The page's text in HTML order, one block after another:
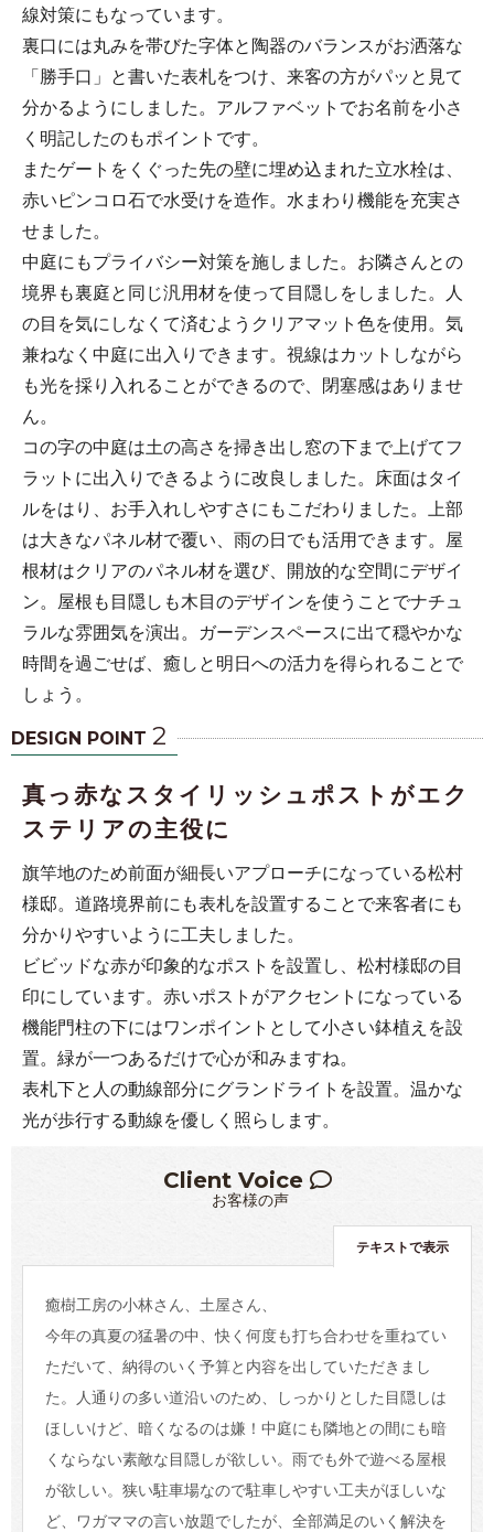
線対策にもなっています。
裏口には丸みを帯びた字体と陶器のバランスがお洒落な
「勝手口」と書いた表札をつけ、来客の方がパッと見て
分かるようにしました。アルファベットでお名前を小さ
く明記したのもポイントです。
またゲートをくぐった先の壁に埋め込まれた立水栓は、
赤いピンコロ石で水受けを造作。水まわり機能を充実さ
せました。
中庭にもプライバシー対策を施しました。お隣さんとの
境界も裏庭と同じ汎用材を使って目隠しをしました。人
の目を気にしなくて済むようクリアマット色を使用。気
兼ねなく中庭に出入りできます。視線はカットしながら
も光を採り入れることができるので、閉塞感はありませ
ん。
コの字の中庭は土の高さを掃き出し窓の下まで上げてフ
ラットに出入りできるように改良しました。床面はタイ
ルをはり、お手入れしやすさにもこだわりました。上部
は大きなパネル材で覆い、雨の日でも活用できます。屋
根材はクリアのパネル材を選び、開放的な空間にデザイ
ン。屋根も目隠しも木目のデザインを使うことでナチュ
ラルな雰囲気を演出。ガーデンスペースに出て穏やかな
時間を過ごせば、癒しと明日への活力を得られることで
しょう。
DESIGN POINT 2
真っ赤なスタイリッシュポストがエク
ステリアの主役に
旗竿地のため前面が細長いアプローチになっている松村
様邸。道路境界前にも表札を設置することで来客者にも
分かりやすいように工夫しました。
ビビッドな赤が印象的なポストを設置し、松村様邸の目
印にしています。赤いポストがアクセントになっている
機能門柱の下にはワンポイントとして小さい鉢植えを設
置。緑が一つあるだけで心が和みますね。
表札下と人の動線部分にグランドライトを設置。温かな
光が歩行する動線を優しく照らします。
Client Voice
お客様の声
テキストで表示
癒樹工房の小林さん、土屋さん、
今年の真夏の猛暑の中、快く何度も打ち合わせを重ねてい
ただいて、納得のいく予算と内容を出していただきまし
た。人通りの多い道沿いのため、しっかりとした目隠しは
ほしいけど、暗くなるのは嫌！中庭にも隣地との間にも暗
くならない素敵な目隠しが欲しい。雨でも外で遊べる屋根
が欲しい。狭い駐車場なので駐車しやすい工夫がほしいな
ど、ワガママの言い放題でしたが、全部満足のいく解決を